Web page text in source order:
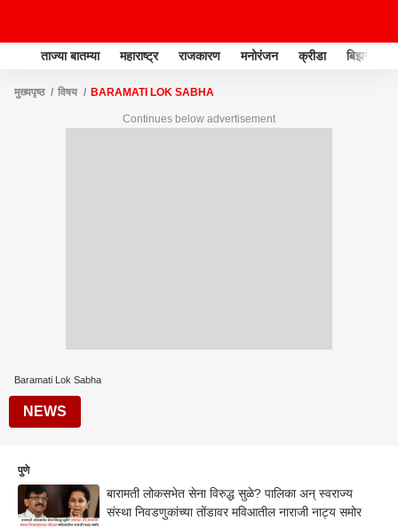
ताज्या बातम्या महाराष्ट्र राजकारण मनोरंजन क्रीडा बिझनेस
मुख्यपृष्ठ विषय BARAMATI LOK SABHA
Continues below advertisement
Baramati Lok Sabha
NEWS
पुणे
बारामती लोकसभेत सेना विरुद्ध सुळे? पालिका अन् स्वराज्य
संस्था निवडणुकांच्या तोंडावर मविआतील नाराजी नाट्य समोर